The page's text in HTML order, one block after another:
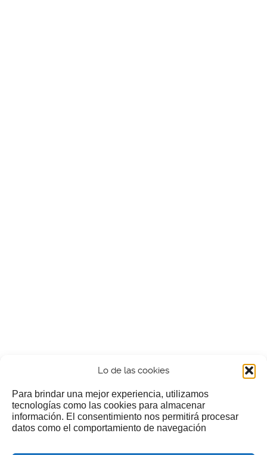
Lo de las cookies
Para brindar una mejor experiencia, utilizamos
tecnologías como las cookies para almacenar
información. El consentimiento nos permitirá procesar
datos como el comportamiento de navegación
¿Nos invitas a un cafecillo?